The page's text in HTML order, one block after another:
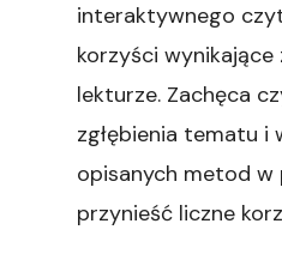
interaktywnego
korzyści wynikające
lekturze. Zachęca
zgłębienia tematu i
opisanych metod w
przynieść liczne